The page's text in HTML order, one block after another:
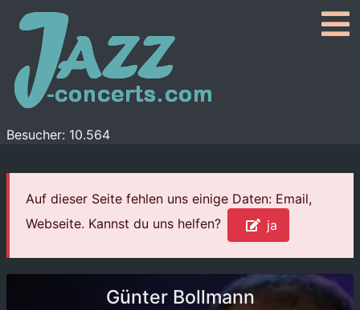
Besucher: 10.564
Auf dieser Seite fehlen uns einige Daten: Email,
Webseite. Kannst du uns helfen?
ja
Günter Bollmann